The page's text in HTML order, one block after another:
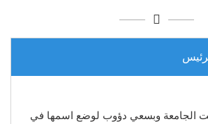
الجامعة وبسعي دؤوب لوضع اسمها في